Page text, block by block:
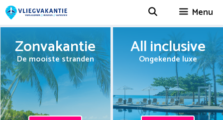
Spring
naar
Menu
Zonvakantie
De mooiste stranden
All inclusive
Ongekende luxe